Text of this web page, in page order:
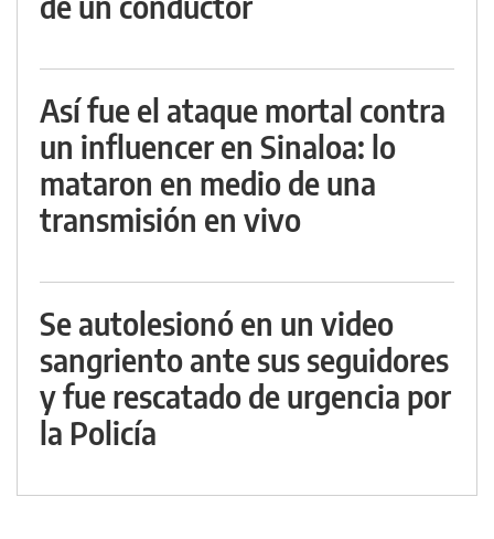
Así fue el ataque mortal contra
un influencer en Sinaloa: lo
mataron en medio de una
transmisión en vivo
Se autolesionó en un video
sangriento ante sus seguidores
y fue rescatado de urgencia por
la Policía